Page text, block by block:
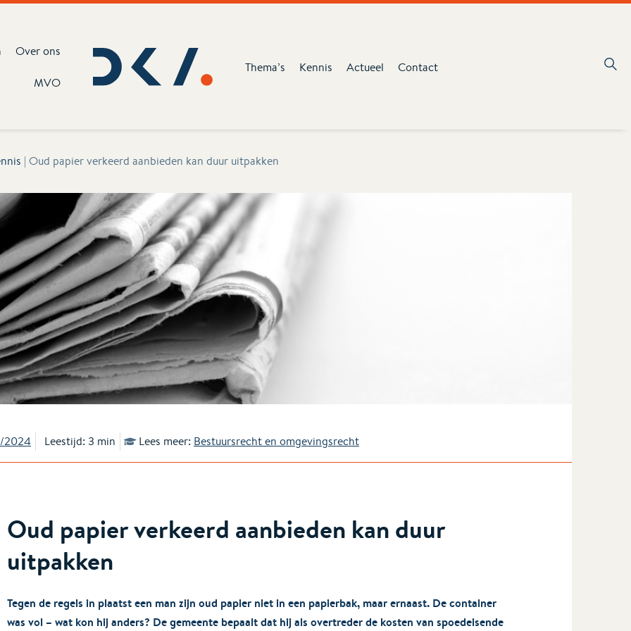
Over ons
MVO
Thema’s Kennis Actueel Contact
| Oud papier verkeerd aanbieden kan duur uitpakken
2024 Leestijd: 3 min Lees meer: Bestuursrecht en omgevingsrecht
Oud papier verkeerd aanbieden kan duur
uitpakken
Tegen de regels in plaatst een man zijn oud papier niet in een papierbak, maar ernaast. De container
was vol – wat kon hij anders? De gemeente bepaalt dat hij als overtreder de kosten van spoedeisende